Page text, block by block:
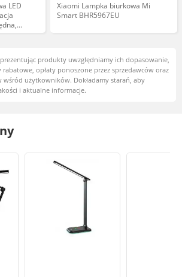
LED
Xiaomi Lampka biurkowa Mi
Smart BHR5967EU
produkty uwzględniamy ich dopasowanie,
opłaty ponoszone przez sprzedawców oraz
użytkowników. Dokładamy starań, aby
i aktualne informacje.